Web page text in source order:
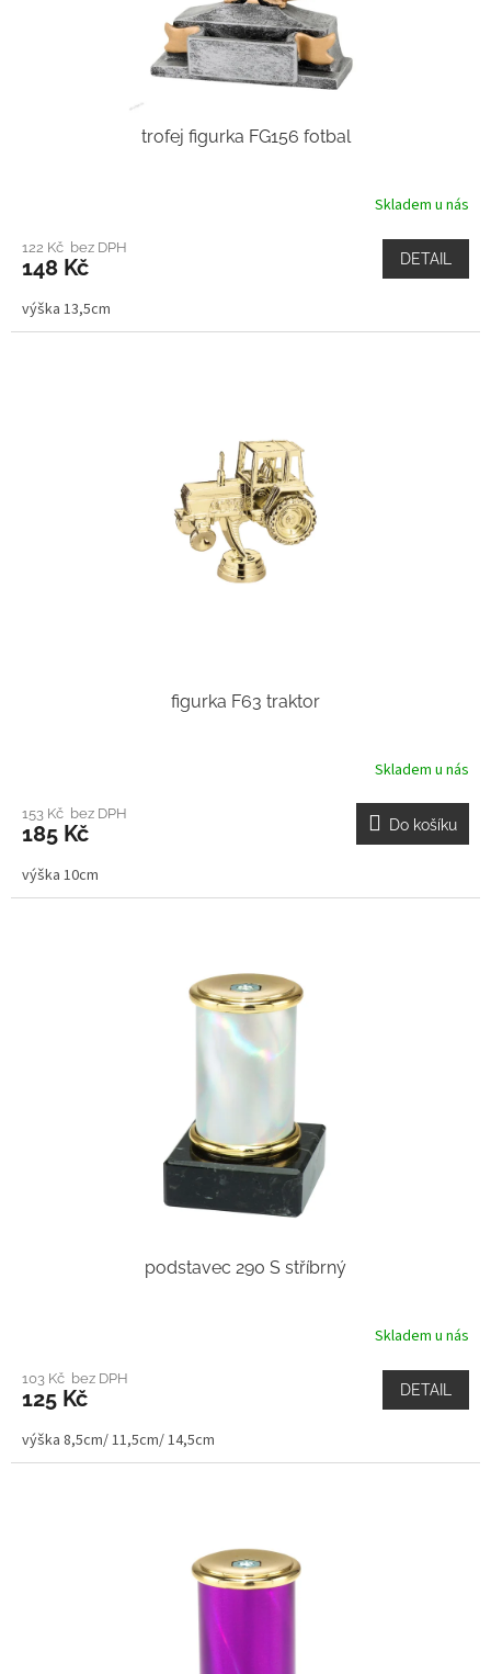
trofej figurka FG156 fotbal
Skladem u nás
122 Kč bez DPH
148 Kč DETAIL
výška 13,5cm
figurka F63 traktor
Skladem u nás
153 Kč bez DPH
185 Kč Do košíku
výška 10cm
podstavec 290 S stříbrný
Skladem u nás
103 Kč bez DPH
125 Kč DETAIL
výška 8,5cm/ 11,5cm/ 14,5cm